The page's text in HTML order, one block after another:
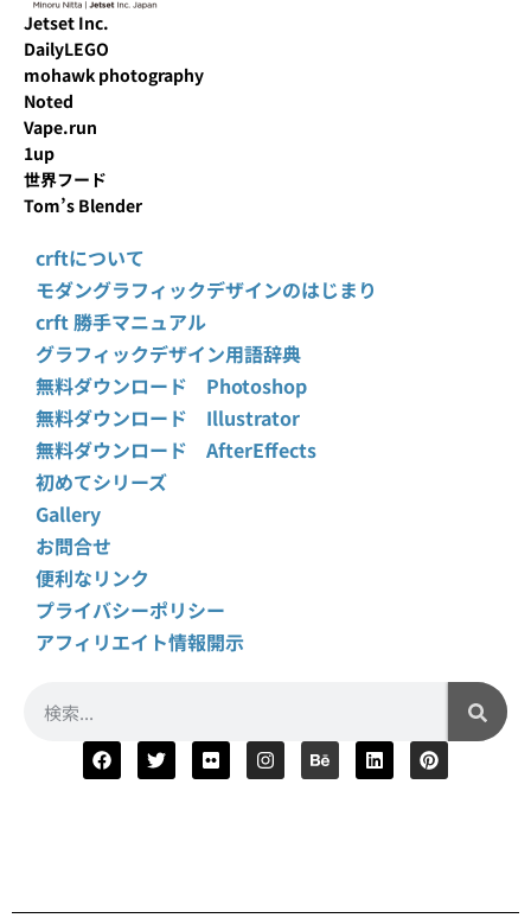
Jetset Inc.
DailyLEGO
mohawk photography
Noted
Vape.run
1up
世界フード
Tom’s Blender
crftについて
モダングラフィックデザインのはじまり
crft 勝手マニュアル
グラフィックデザイン用語辞典
無料ダウンロード Photoshop
無料ダウンロード Illustrator
無料ダウンロード AfterEffects
初めてシリーズ
Gallery
お問合せ
便利なリンク
プライバシーポリシー
アフィリエイト情報開示